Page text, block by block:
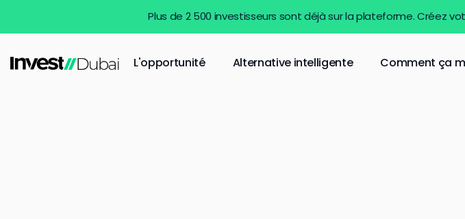
Plus de 2 500 investisseurs sont déjà sur la plateforme. Créez
L'opportunité Alternative intelligente Comment ça